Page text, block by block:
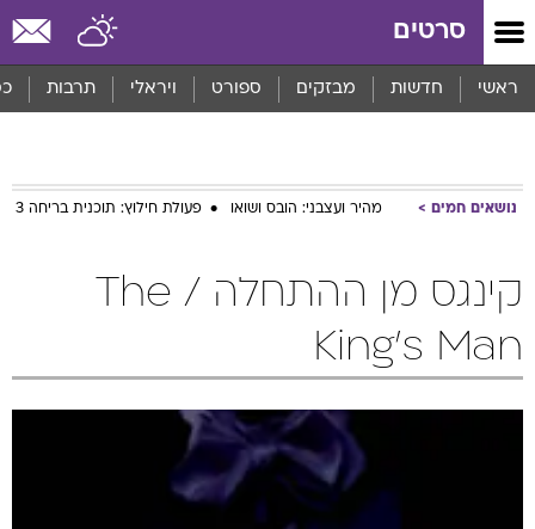
סרטים
ראשי חדשות מבזקים ספורט ויראלי תרבות
נושאים חמים מהיר ועצבני: הובס ושואו פעולת חילוץ: תוכנית בריחה 3
קינגס מן ההתחלה / The
King's Man